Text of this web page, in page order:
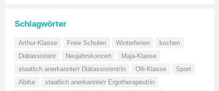
Schlagwörter
Arthur-Klasse Freie Schulen Winterferien
kochen
Diätassistent
Neujahrskonzert
Maja-Klasse
staatlich anerkannte/r Diätassistent/in
Olli-Klasse
Sport
Abitur
staatlich anerkannte/r Ergotherapeut/in